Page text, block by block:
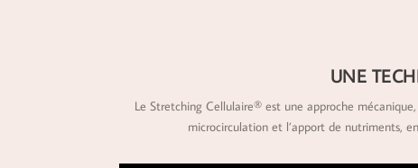
UNE
Le Stretching Cellulaire® est une approche
microcirculation et l’apport de nutriments,